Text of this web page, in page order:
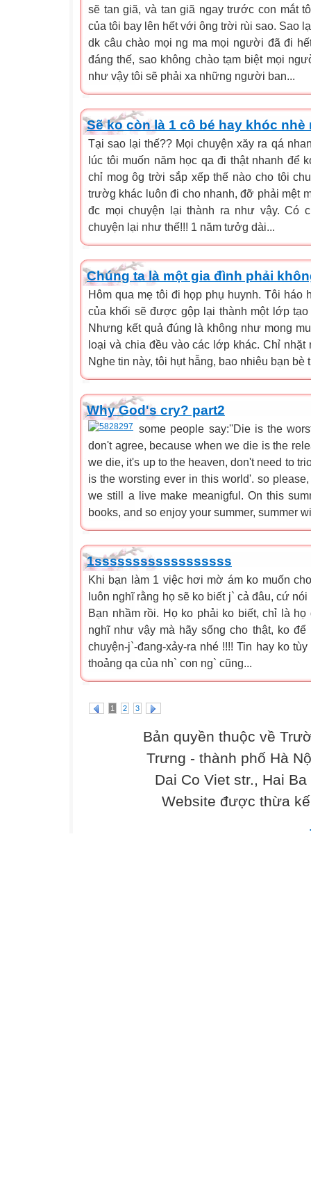
sẽ tan giã, và tan giã ngay trước con mắt
của tôi bay lên hết với ông trời rùi sao. Sao
dk câu chào mọi ng ma mọi người đã đi
đáng thế, sao không chào tạm biệt mọi
như vậy tôi sẽ phải xa những người ban...
Sẽ ko còn là 1 cô bé hay khóc nhè
Tại sao lại thế?? Mọi chuyện xăy ra qá
lúc tôi muốn năm học qa đi thật nhanh để
chỉ mog ôg trời sắp xếp thế nào cho tôi
trườg khác luôn đi cho nhanh, đỡ phải mệt
đc mọi chuyện lại thành ra như vậy. Có
chuyện lại như thế!!! 1 năm tưởg dài...
Chúng ta là một gia đình phải
Hôm qua mẹ tôi đi họp phụ huynh. Tôi háo
của khối sẽ được gộp lại thành một lớp
Nhưng kết quả đúng là không như mong
loại và chia đều vào các lớp khác. Chỉ
Nghe tin này, tôi hụt hẫng, bao nhiêu bạn bè
Why God's cry? part2
some people say:''Die is the
don't agree, because when we die is the
we die, it's up to the heaven, don't need to
is the worsting ever in this world'. so
we still a live make meanigful. On this
books, and so enjoy your summer, summer
1ssssssssssssssssss
Khi bạn làm 1 việc hơi mờ ám ko muốn
luôn nghĩ rằng họ sẽ ko biết j` cả đâu, cứ
Bạn nhầm rồi. Họ ko phải ko biết, chỉ là
nghĩ như vậy mà hãy sống cho thật, ko để
chuyện-j`-đang-xảy-ra nhé !!!! Tin hay ko
thoảng qa của nh` con ng` cũng...
1 2 3
Bản quyền thuộc về
Trưng - thành phố Hà
Dai Co Viet str., Hai
Website được thừa